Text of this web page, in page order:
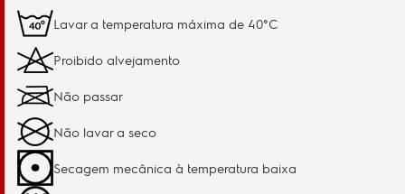
Lavar a temperatura máxima de 40°C
Proibido alvejamento
Não passar
Não lavar a seco
Secagem mecânica à temperatura baixa